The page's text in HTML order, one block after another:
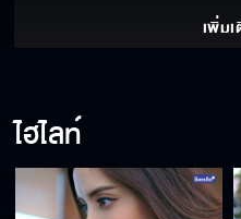
ให้รักพิ
ให้รักพิพ
เพิ่ม
ไฮไลท์